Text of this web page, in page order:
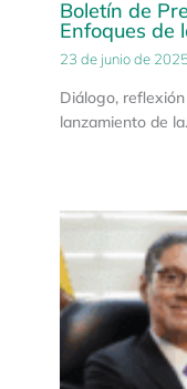
Boletín de
Enfoques de
23 de junio de
Diálogo,
lanzamiento de